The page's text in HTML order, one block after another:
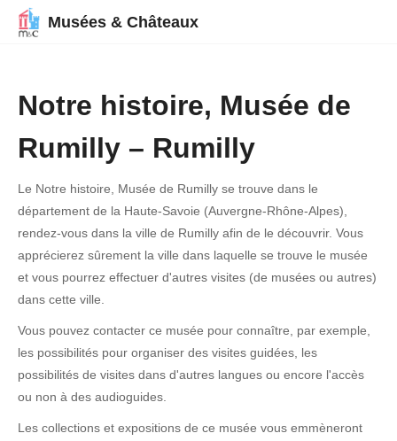
Musées & Châteaux
Notre histoire, Musée de
Rumilly – Rumilly
Le Notre histoire, Musée de Rumilly se trouve dans le
département de la Haute-Savoie (Auvergne-Rhône-Alpes),
rendez-vous dans la ville de Rumilly afin de le découvrir. Vous
apprécierez sûrement la ville dans laquelle se trouve le musée
et vous pourrez effectuer d'autres visites (de musées ou autres)
dans cette ville.
Vous pouvez contacter ce musée pour connaître, par exemple,
les possibilités pour organiser des visites guidées, les
possibilités de visites dans d'autres langues ou encore l'accès
ou non à des audioguides.
Les collections et expositions de ce musée vous emmèneront